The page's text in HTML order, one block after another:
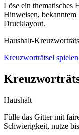
Löse ein thematisches
Hinweisen, bekanntem
Drucklayout.
Haushalt-
Kreuzworträtsel spielen
Haushalt
Fülle das Gitter mit
Schwierigkeit, nutze